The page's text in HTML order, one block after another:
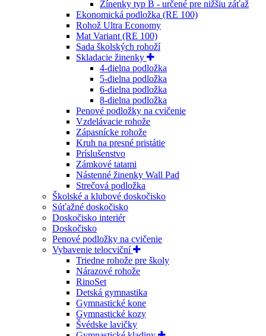
Žínenky typ B - určené pre nižšiu záťaž
Ekonomická podložka (RE 100)
Rohož Ultra Economy
Mat Variant (RE 100)
Sada školských rohoží
Skladacie žinenky
4-dielna podložka
5-dielna podložka
6-dielna podložka
8-dielna podložka
Penové podložky na cvičenie
Vzdelávacie rohože
Zápasnícke rohože
Kruh na presné pristátie
Príslušenstvo
Zámkové tatami
Nástenné žinenky Wall Pad
Strečová podložka
Školské a klubové doskočisko
Súťažné doskočisko
Doskočisko interiér
Doskočisko
Penové podložky na cvičenie
Vybavenie telocviční
Triedne rohože pre školy
Nárazové rohože
RinoSet
Detská gymnastika
Gymnastické kone
Gymnastické kozy
Švédske lavičky